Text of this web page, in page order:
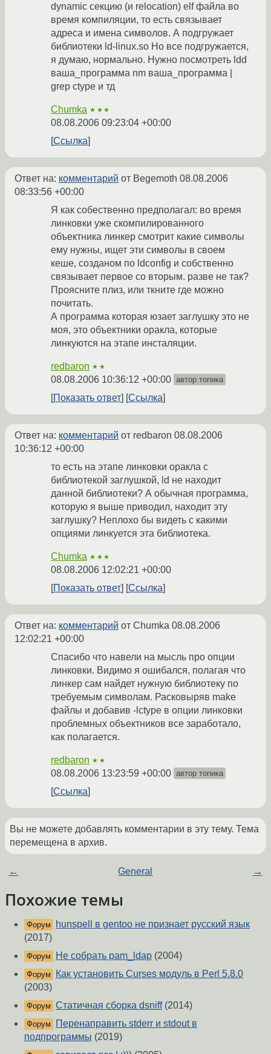
dynamic секцию (и relocation) elf файла во
время компиляции, то есть связывает
адреса и имена символов. А подгружает
библиотеки ld-linux.so Но все подгружается,
я думаю, нормально. Нужно посмотреть ldd
ваша_программа nm ваша_программа |
grep ctype и тд
Chumka ★★★
08.08.2006 09:23:04 +00:00
Ссылка
Ответ на: комментарий от Begemoth 08.08.2006
08:33:56 +00:00
Я как собественно предполагал: во время
линковки уже скомпилированного
объектника линкер смотрит какие символы
ему нужны, ищет эти символы в своем
кеше, созданом по ldconfig и собственно
связывает первое со вторым. разве не так?
Проясните плиз, или ткните где можно
почитать.
А программа которая юзает заглушку это не
моя, это объектники оракла, которые
линкуются на этапе инсталяции.
redbaron ★★
08.08.2006 10:36:12 +00:00 автор топика
Показать ответ Ссылка
Ответ на: комментарий от redbaron 08.08.2006
10:36:12 +00:00
то есть на этапе линковки оракла с
библиотекой заглушкой, ld не находит
данной библиотеки? А обычная программа,
которую я выше приводил, находит эту
заглушку? Неплохо бы видеть с какими
опциями линкуется эта библиотека.
Chumka ★★★
08.08.2006 12:02:21 +00:00
Показать ответ
Ссылка
Ответ на: комментарий от Chumka 08.08.2006
12:02:21 +00:00
Спасибо что навели на мысль про опции
линковки. Видимо я ошибался, полагая что
линкер сам найдет нужную библиотеку по
требуемым символам. Расковыряв make
файлы и добавив -lctype в опции линковки
проблемных объектников все заработало,
как полагается.
redbaron ★★
08.08.2006 13:23:59 +00:00 автор топика
Ссылка
Вы не можете добавлять комментарии в эту тему. Тема
перемещена в архив.
← General →
Похожие темы
Форум
hunspell в gentoo не признает русский язык
(2017)
Форум Не собрать pam_ldap (2004)
Форум
Как установить Curses модуль в Perl 5.8.0
(2003)
Форум Статичная сборка dsniff(2014)
Форум
Перенаправить stderr и stdout в
подпрограммы (2019)